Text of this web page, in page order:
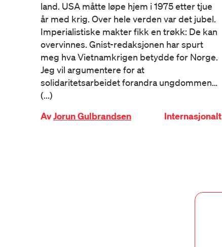
land. USA måtte løpe hjem i 1975 etter tjue
år med krig. Over hele verden var det jubel.
Imperialistiske makter fikk en trøkk: De kan
overvinnes. Gnist-redaksjonen har spurt
meg hva Vietnamkrigen betydde for Norge.
Jeg vil argumentere for at
solidaritetsarbeidet forandra ungdommen…
(...)
AvJorun Gulbrandsen Internasjonalt